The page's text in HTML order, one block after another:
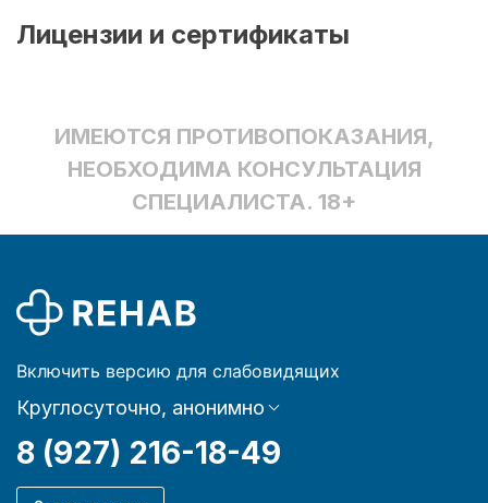
Лицензии и сертификаты
ИМЕЮТСЯ ПРОТИВОПОКАЗАНИЯ,
НЕОБХОДИМА КОНСУЛЬТАЦИЯ
СПЕЦИАЛИСТА. 18+
Включить версию для слабовидящих
Круглосуточно, анонимно
8 (927) 216-18-49